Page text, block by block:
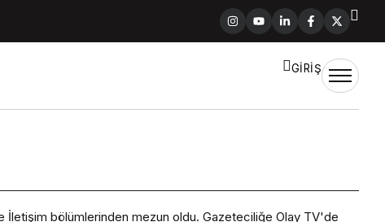
GİRİŞ
İletişim bölümlerinden mezun oldu. Gazeteciliğe Olay TV'de